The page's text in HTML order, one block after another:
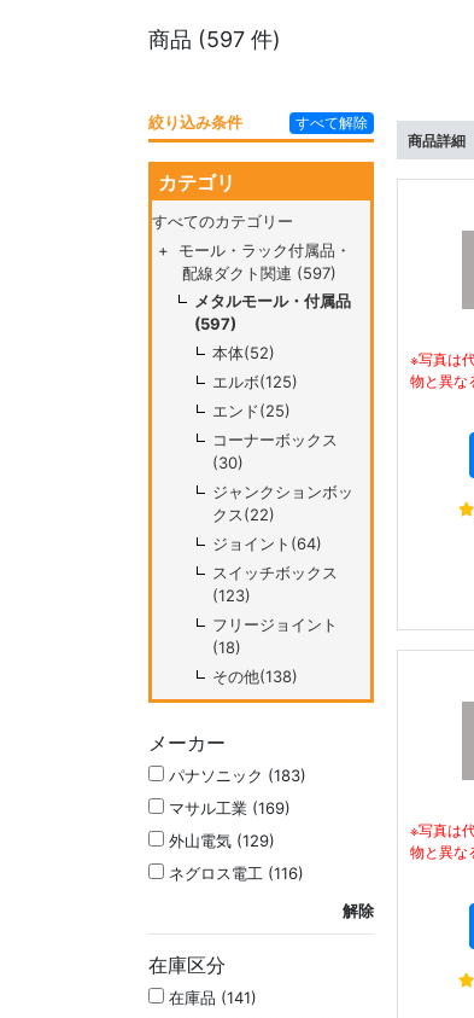
商品 (597 件)
商品詳細
※写真は
物と異な
※写真は
物と異な
絞り込み条件 すべて解除
カテゴリ
すべてのカテゴリー
+
モール・ラック付属品・
配線ダクト関連 (597)
メタルモール・付属品
(597)
本体(52)
エルボ(125)
エンド(25)
コーナーボックス
(30)
ジャンクションボッ
クス(22)
ジョイント(64)
スイッチボックス
(123)
フリージョイント
(18)
その他(138)
メーカー
パナソニック (183)
マサル工業 (169)
外山電気 (129)
ネグロス電工 (116)
解除
在庫区分
在庫品 (141)